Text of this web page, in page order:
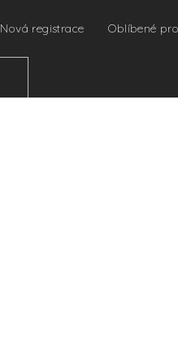
Nová registrace Oblíbené